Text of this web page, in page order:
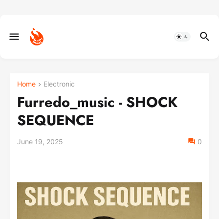
Home Electronic
Furredo_music - SHOCK
SEQUENCE
June 19, 2025 0